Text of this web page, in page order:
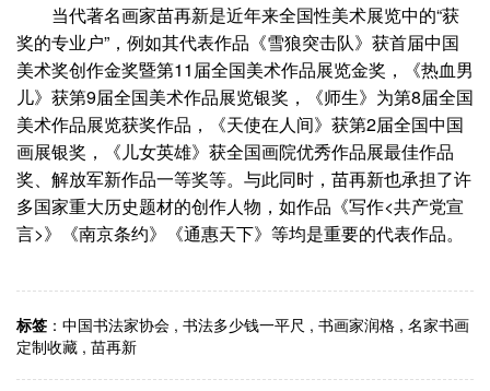
当代著名画家苗再新是近年来全国性美术展览中的“获
奖的专业户”，例如其代表作品《雪狼突击队》获首届中国
美术奖创作金奖暨第11届全国美术作品展览金奖，《热血男
儿》获第9届全国美术作品展览银奖，《师生》为第8届全国
美术作品展览获奖作品，《天使在人间》获第2届全国中国
画展银奖，《儿女英雄》获全国画院优秀作品展最佳作品
奖、解放军新作品一等奖等。与此同时，苗再新也承担了许
多国家重大历史题材的创作人物，如作品《写作<共产党宣
言>》《南京条约》《通惠天下》等均是重要的代表作品。
标签 ： 中国书法家协会 , 书法多少钱一平尺 , 书画家润格 , 名家书画
定制收藏 , 苗再新